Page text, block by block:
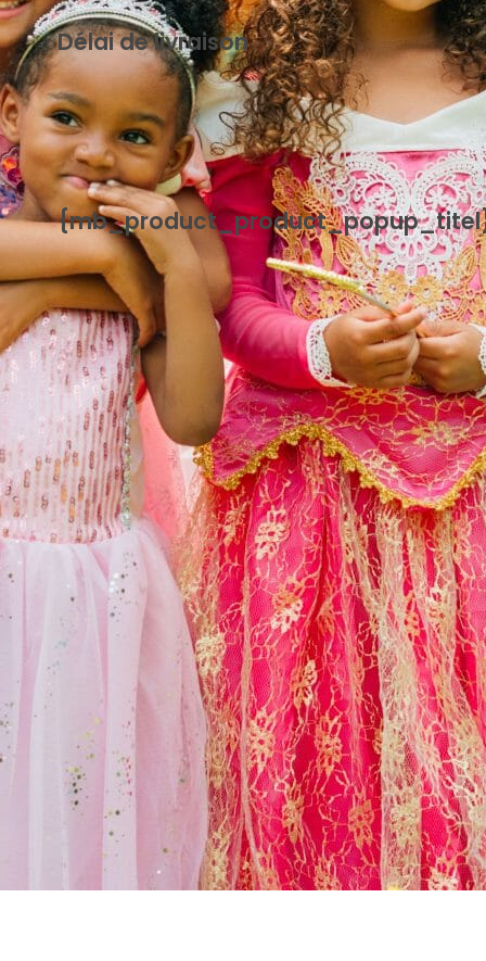
Délai de livraison
{mb_levertijd-uitleg_uitleg_standaard_levertijd}
{mb_product_product_handleiding}